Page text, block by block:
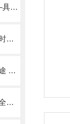
风途仪器/推送:热电总辐射传感器—具有较高可靠性的热电堆太阳总辐射传感器
危险品运输：车载式小型气象站实时监测沿途风况，运输安全再升级
手持激光云高仪能测哪些参数？风途 FT-YG2设备参数详解。
防爆气象站—集多功能于一体，可全面监测环境参数2025全+境+派+送